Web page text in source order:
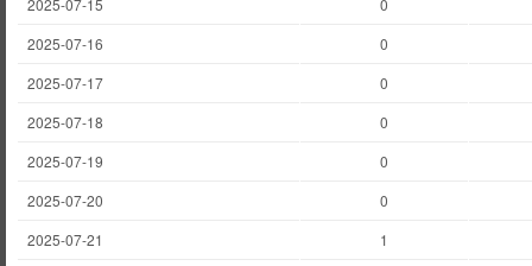
2025-07-15
0
2025-07-16
0
2025-07-17
0
2025-07-18
0
2025-07-19
0
2025-07-20
0
2025-07-21
1